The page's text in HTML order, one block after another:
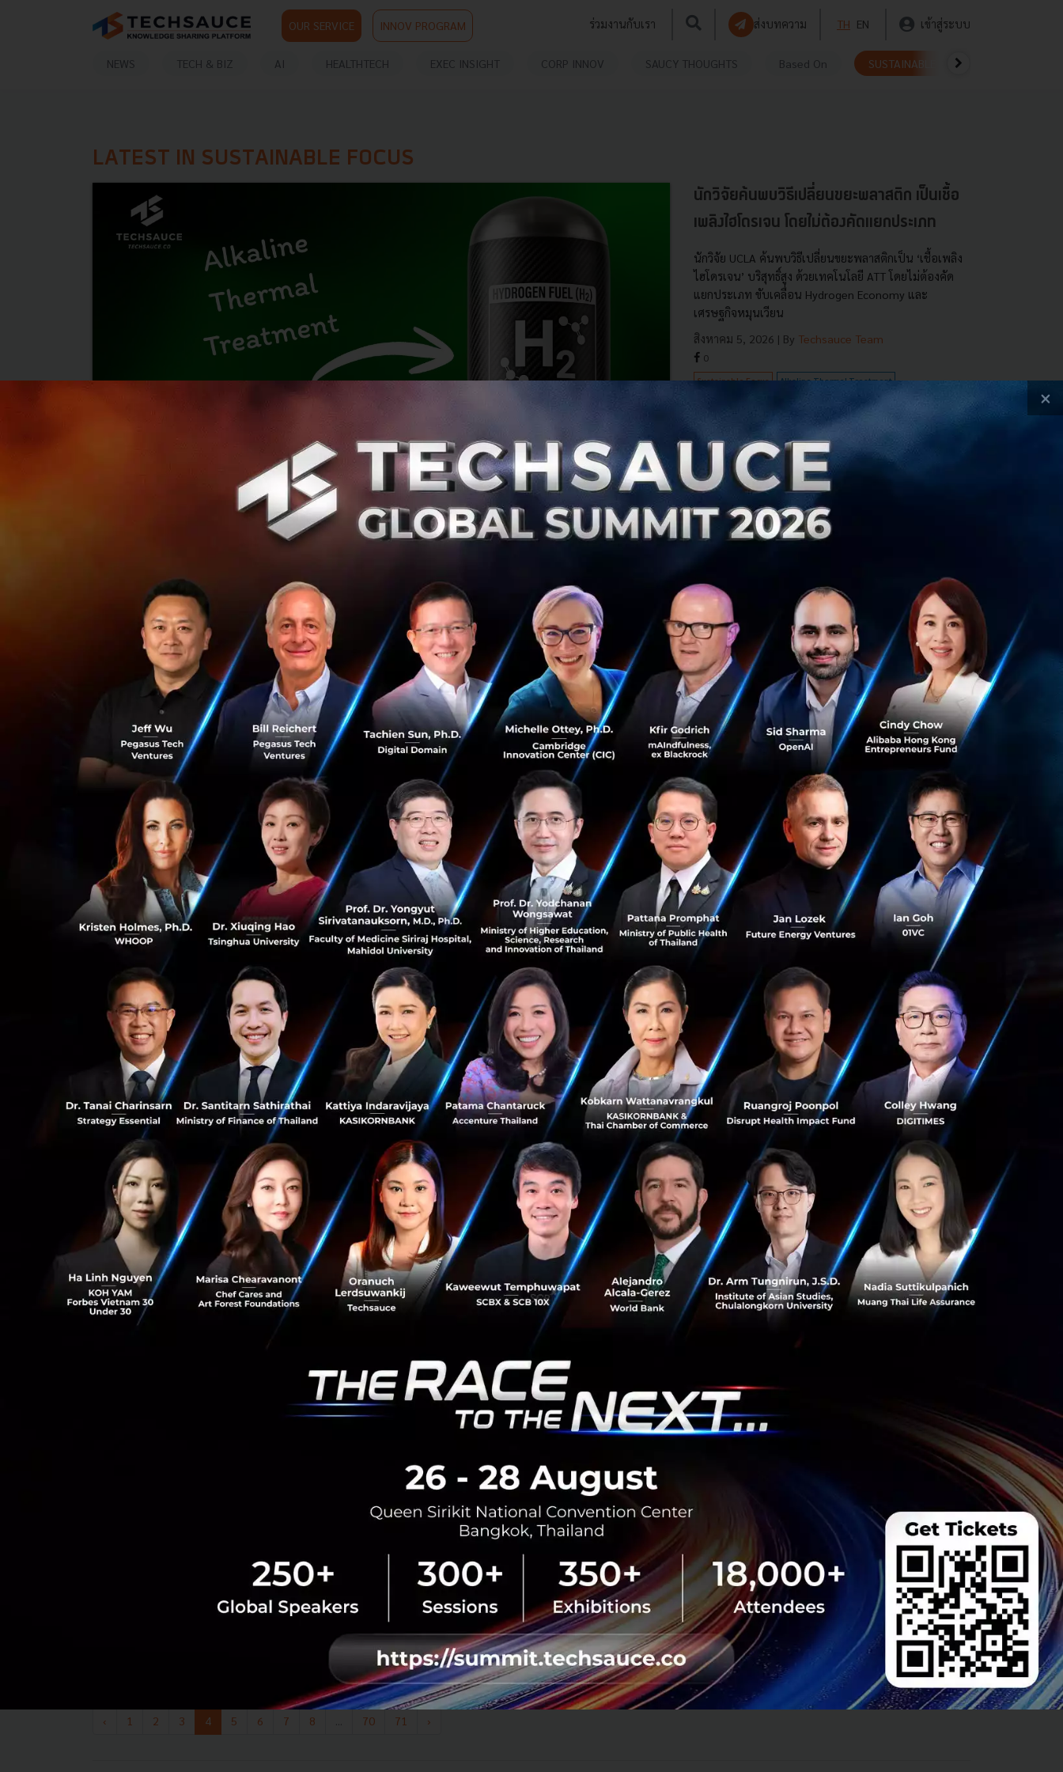
OUR SERVICE INNOV PROGRAM ร่วมงานกับเรา ส่งบทความ TH EN เข้าสู่ระบบ
NEWS TECH & BIZ AI HEALTHTECH EXEC INSIGHT CORP INNOV SAUCY THOUGHTS Based On SUSTAINABLE
LATEST IN SUSTAINABLE FOCUS
นักวิจัยค้นพบวิธีเปลี่ยนขยะพลาสติก เป็นเชื้อ
เพลิงไฮโดรเจน โดยไม่ต้องคัดแยกประเภท
นักวิจัย UCLA ค้นพบวิธีเปลี่ยนขยะพลาสติกเป็น ‘เชื้อเพลิง
ไฮโดรเจน’ บริสุทธิ์สูง ด้วยเทคโนโลยี ATT โดยไม่ต้องคัด
แยกประเภท ขับเคลื่อน Hydrogen Economy และ
เศรษฐกิจหมุนเวียน
สิงหาคม 5, 2026 | By Techsauce Team
0
Sustainable Focus Alkaline Thermal Treatment
สวิตฯ เตรียมฝัง ‘แบตเตอรี่ยักษ์’ เก็บไฟฟ้าจากพลังงาน
สะอาด ไม่ติดไฟ จะชาร์จกี่ครั้งก็ไม่เสื่อม
สวิตเซอร์แลนด์ ขุดอุโมงค์ลึก 27 เมตร สร้าง 'แบตเตอรี่ยักษ์
ใต้ดิน' ความจุ 2.1 GWh แก้ Pain Point พลังงานสะอาดไม่
เสถียร ยึดจุดยุทธศาสตร์จ่ายไฟ 3 ประเทศหลักในยุโรป...
มิถุนายน 8, 2026 | ByTechsauce Team
Sustainable Focus green-energy
Rock Zero สตาร์ทอัพจาก MIT ปั้นวิธีสกัดลิเทียม
ต้นทุนต่ำสุดในโลก ด้วยน้ำยากัดกระจก ได้ทั้งลิเทียม
อะลูมินา ซิลิกา
นักวิจัย MIT และสตาร์ทอัพ Rock Zero เปิดวิธีสกัดลิเทียมจาก
หินด้วยแอมโมเนียมฟลูออไรด์ ทำงานที่อุณหภูมิต่ำ ไม่ต้องเผา
หินพันองศา ต้นทุนถูกลงราวครึ่งหนึ่ง ปล่อยคาร์บอนน้อยลง
แถมได้อะลู...
พฤษภาคม 29, 2026 | ByTechsauce Team
0
Sustainable Focus EV MIT Mining
สยามพิวรรธน์ × UNDP BIOFIN รวมพลังทุกภาค
ส่วน แลกเปลี่ยนองค์ความรู้เรื่องธรรมชาติ พร้อมเปิด
ตัว "NEXTOPIA Gaming" เปลี่ยนเกมให้กลายเป็น
เงินทุนฟื้นฟูธรรมชาติ
สยามพิวรรธน์ × UNDP BIOFIN รวมพลังทุกภาคส่วนสร้างแรง
กระเพื่อมเพื่อธรรมชาติในระดับโลก เปิดพื้นที่ NEXTOPIA
ศูนย์การค้าสยามพารากอน ให้กลายเป็น Local-to-Global
Hub แลกเปลี่ยนองค์ความร...
พฤษภาคม 28, 2026| By
Techsauce Team
0
Sustainable Focus COP17 BIOFIN NEXTOPIA
หลัง Net Zero ต้องรู้จัก 'ความหลากหลายทางชีวภาพ
(Biodiversity)' เรื่องใหญ่ที่ภาคธุรกิจเลี่ยงไม่ได้
หลังจากที่ได้ยินคำว่า Net Zero กับ Carbon Credit บ่อยแล้ว
เก็บ Biodiversity C...
พฤษภาคม 27, 2026 | ByTechsauce Team
มูลนิธิแม่ฟ้าหลวงฯ
เยอรมนี หนึ่งในประเทศต้นแบบ ‘โรงไฟฟ้าเสมือน’ ของ
เยอรมนีถือเป็นหนึ่งในประเทศที่ถูกพูดถึงในฐานะผู้บุกเบิก
เทคโนโลยี 'โรงไฟฟ้าเสมือน' หรือ Virtual Power Plant
(VPP)...
พฤษภาคม 16, 2026| ByTechsauce Team
Sustainable Focus ev VPP Jan Lozek พลังงานสะอาด
‹ 1 2 3 4 5 6 7 8 70 71 ›
×